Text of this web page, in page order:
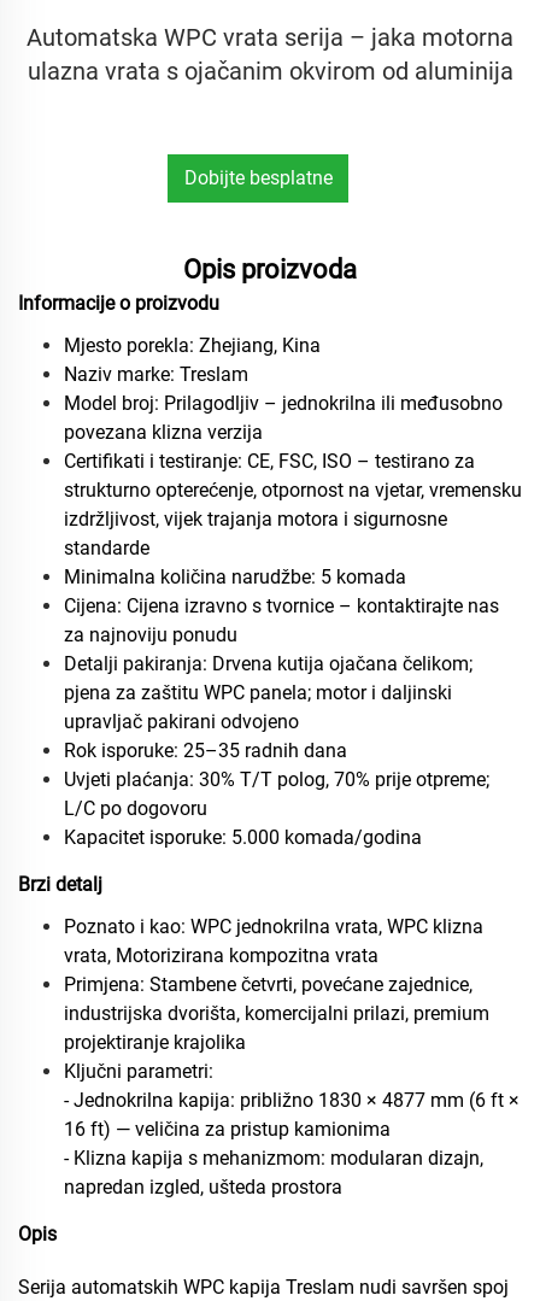
Automatska WPC vrata serija – jaka motorna
ulazna vrata s ojačanim okvirom od aluminija
Dobijte besplatne
Opis proizvoda
Informacije o proizvodu
Mjesto porekla: Zhejiang, Kina
Naziv marke: Treslam
Model broj: Prilagodljiv – jednokrilna ili međusobno
povezana klizna verzija
Certifikati i testiranje: CE, FSC, ISO – testirano za
strukturno opterećenje, otpornost na vjetar, vremensku
izdržljivost, vijek trajanja motora i sigurnosne
standarde
Minimalna količina narudžbe: 5 komada
Cijena: Cijena izravno s tvornice – kontaktirajte nas
za najnoviju ponudu
Detalji pakiranja: Drvena kutija ojačana čelikom;
pjena za zaštitu WPC panela; motor i daljinski
upravljač pakirani odvojeno
Rok isporuke: 25–35 radnih dana
Uvjeti plaćanja: 30% T/T polog, 70% prije otpreme;
L/C po dogovoru
Kapacitet isporuke: 5.000 komada/godina
Brzi detalj
Poznato i kao: WPC jednokrilna vrata, WPC klizna
vrata, Motorizirana kompozitna vrata
Primjena: Stambene četvrti, povećane zajednice,
industrijska dvorišta, komercijalni prilazi, premium
projektiranje krajolika
Ključni parametri:
- Jednokrilna kapija: približno 1830 × 4877 mm (6 ft ×
16 ft) — veličina za pristup kamionima
- Klizna kapija s mehanizmom: modularan dizajn,
napredan izgled, ušteda prostora
Opis
Serija automatskih WPC kapija Treslam nudi savršen spoj